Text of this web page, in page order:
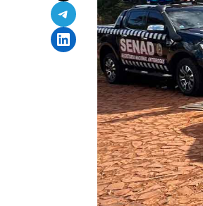
Share on Telegram
Share on LinkedIn